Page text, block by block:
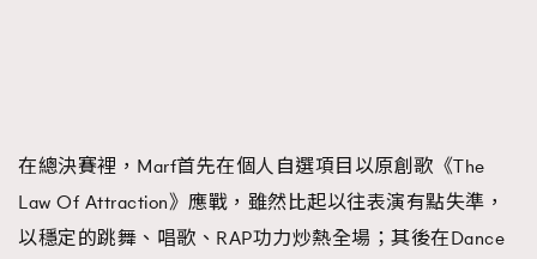
在總決賽裡，Marf首先在個人自選項目以原創歌《The
Law Of Attraction》應戰，雖然比起以往表演有點失準，
以穩定的跳舞、唱歌、RAP功力炒熱全場；其後在Dance